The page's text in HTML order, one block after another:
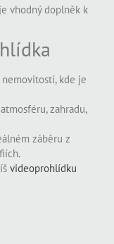
vhodný doplněk k
kde je
zahradu,
záběru z
videoprohlídku